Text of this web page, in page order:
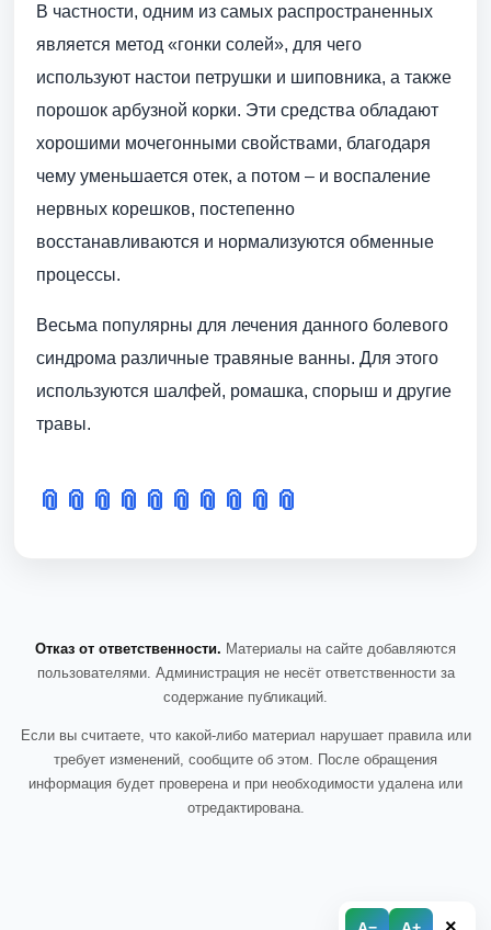
В частности, одним из самых распространенных
является метод «гонки солей», для чего
используют настои петрушки и шиповника, а также
порошок арбузной корки. Эти средства обладают
хорошими мочегонными свойствами, благодаря
чему уменьшается отек, а потом – и воспаление
нервных корешков, постепенно
восстанавливаются и нормализуются обменные
процессы.
Весьма популярны для лечения данного болевого
синдрома различные травяные ванны. Для этого
используются шалфей, ромашка, спорыш и другие
травы.
📎 📎 📎 📎 📎 📎 📎 📎 📎 📎
Отказ от ответственности. Материалы на сайте добавляются
пользователями. Администрация не несёт ответственности за
содержание публикаций.
Если вы считаете, что какой-либо материал нарушает правила или
требует изменений, сообщите об этом. После обращения
информация будет проверена и при необходимости удалена или
отредактирована.